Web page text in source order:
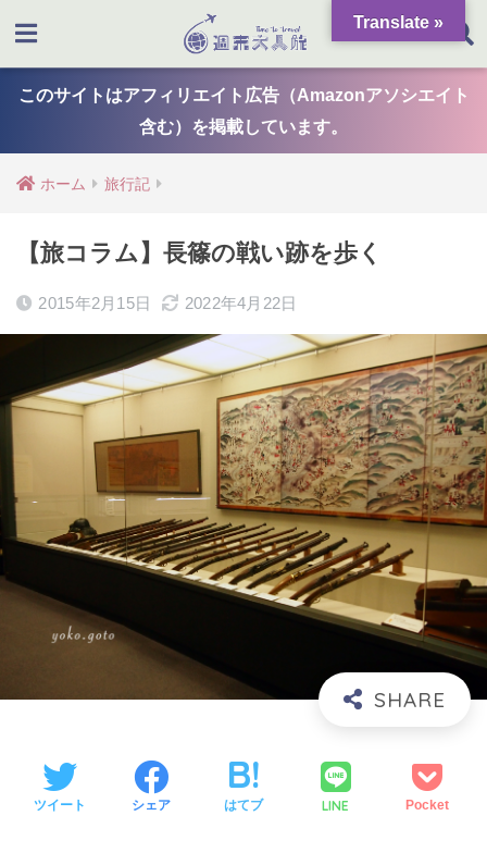
このサイトはアフィリエイト広告（Amazonアソシエイト
含む）を掲載しています。
ホーム 旅行記
【旅コラム】長篠の戦い跡を歩く
2015年2月15日 2022年4月22日
ツイート シェア はてブ LINE Pocket
Translate »